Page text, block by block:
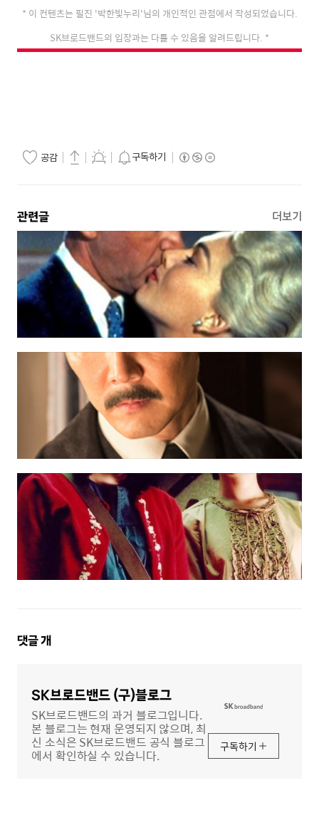
* 이 컨텐츠는 필진 '박한빛누리'님의 개인적인 관점에서 작성되었습니다.
SK브로드밴드의 입장과는 다를 수 있음을 알려드립니다. *
공감 구독하기
관련글 더보기
댓
댓글개
SK브로드밴드 (구)블로그
SK브로드밴드의 과거 블로그입니다.
본 블로그는 현재 운영되지 않으며, 최
신 소식은 SK브로드밴드 공식 블로그
에서 확인하실 수 있습니다.
구독하기